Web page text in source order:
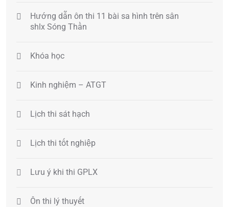
Hướng dẫn ôn thi 11 bài sa hình trên sân
shlx Sóng Thần
Khóa học
Kinh nghiệm – ATGT
Lịch thi sát hạch
Lịch thi tốt nghiệp
Lưu ý khi thi GPLX
Ôn thi lý thuyết